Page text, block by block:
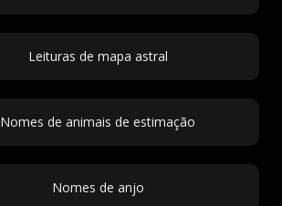
Leituras de mapa astral
Nomes de animais de estimação
Nomes de anjo